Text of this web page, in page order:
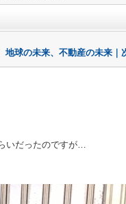
地球の未来、不動産の未来
いだったのですが…